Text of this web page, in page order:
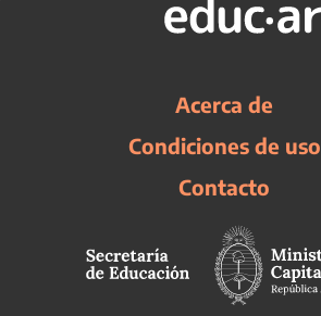
Acerca de
Condiciones de uso
Contacto